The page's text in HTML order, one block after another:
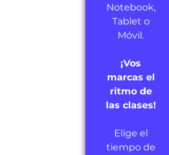
Notebook,
Tablet o
Móvil.
¡Vos
marcas el
ritmo de
las clases!
Elige el
tiempo de